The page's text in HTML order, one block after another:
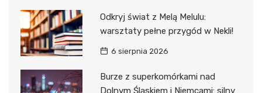
Odkryj świat z Melą Melulu:
warsztaty pełne przygód w Nekli!
6 sierpnia 2026
Burze z superkomórkami nad
Dolnym Śląskiem i Niemcami: silny